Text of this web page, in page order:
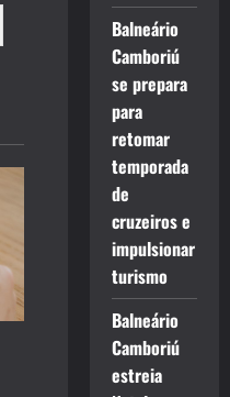
Balneário
Camboriú
se prepara
para
retomar
temporada
de
cruzeiros e
impulsionar
turismo
Balneário
Camboriú
estreia